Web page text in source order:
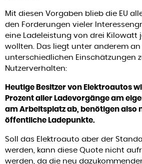
Mit diesen Vorgaben blieb die EU
den Forderungen vieler
eine Ladeleistung von drei Kilowatt
wollten. Das liegt unter anderem
unterschiedlichen Einschätzungen
Nutzerverhalten:
Heutige Besitzer von Elektroautos
Prozent aller Ladevorgänge am
am Arbeitsplatz ab, benötigen also
öffentliche Ladepunkte.
Soll das Elektroauto aber der
werden, kann diese Quote nicht
werden, da die neu